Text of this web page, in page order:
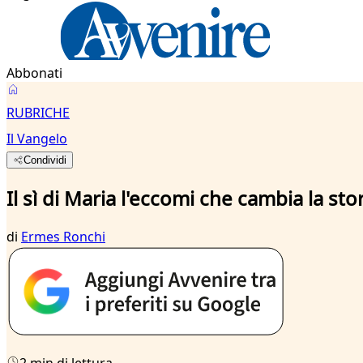
Abbonati
RUBRICHE
Il Vangelo
Condividi
Il sì di Maria l'eccomi che cambia la
di Ermes Ronchi